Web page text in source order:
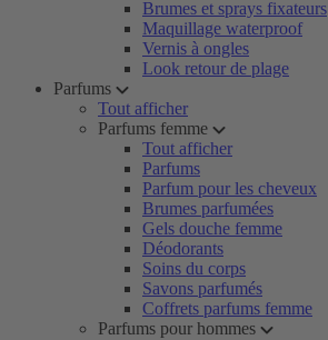
Brumes et sprays fixateurs
Maquillage waterproof
Vernis à ongles
Look retour de plage
Parfums
Tout afficher
Parfums femme
Tout afficher
Parfums
Parfum pour les cheveux
Brumes parfumées
Gels douche femme
Déodorants
Soins du corps
Savons parfumés
Coffrets parfums femme
Parfums pour hommes